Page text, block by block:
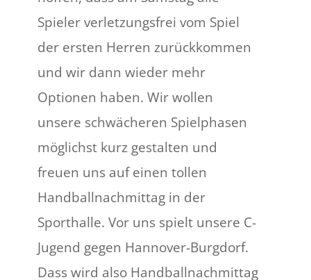
Spieler verletzungsfrei vom Spiel
der ersten Herren zurückkommen
und wir dann wieder mehr
Optionen haben. Wir wollen
unsere schwächeren Spielphasen
möglichst kurz gestalten und
freuen uns auf einen tollen
Handballnachmittag in der
Sporthalle. Vor uns spielt unsere C-
Jugend gegen Hannover-Burgdorf.
Dass wird also Handballnachmittag